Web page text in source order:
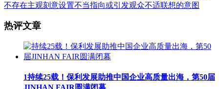
不存在主观刻意设置不当指向或引发观众不适联想的意图
热评文章
1持续25载！保利发展助推中国企业高质量出海，第50届